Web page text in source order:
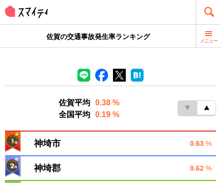
佐賀の交通事故発生率ランキング
メニュー
佐賀平均
0.38 %
全国平均
0.19 %
神埼市 0.63 %
神埼郡 0.62 %